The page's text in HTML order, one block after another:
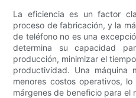
La eficiencia es un factor
proceso de fabricación, y la
de teléfono no es una
determina su capacidad
producción, minimizar el
productividad. Una máquina
menores costos operativos,
márgenes de beneficio para el